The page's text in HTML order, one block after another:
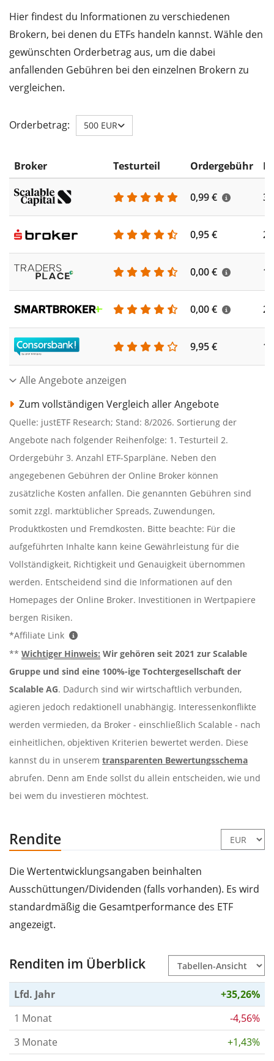
Hier findest du Informationen zu verschiedenen
Brokern, bei denen du ETFs handeln kannst. Wähle den
gewünschten Orderbetrag aus, um die dabei
anfallenden Gebühren bei den einzelnen Brokern zu
vergleichen.
Orderbetrag: 500 EUR
Broker Testurteil Ordergebühr
0,99 €
0,95 €
0,00 €
0,00 €
9,95 €
Alle Angebote anzeigen
Zum vollständigen Vergleich aller Angebote
Quelle: justETF Research; Stand: 8/2026. Sortierung der
Angebote nach folgender Reihenfolge: 1. Testurteil 2.
Ordergebühr 3. Anzahl ETF-Sparpläne. Neben den
angegebenen Gebühren der Online Broker können
zusätzliche Kosten anfallen. Die genannten Gebühren sind
somit zzgl. marktüblicher Spreads, Zuwendungen,
Produktkosten und Fremdkosten. Bitte beachte: Für die
aufgeführten Inhalte kann keine Gewährleistung für die
Vollständigkeit, Richtigkeit und Genauigkeit übernommen
werden. Entscheidend sind die Informationen auf den
Homepages der Online Broker. Investitionen in Wertpapiere
bergen Risiken.
*Affiliate Link
** Wichtiger Hinweis: Wir gehören seit 2021 zur Scalable
Gruppe und sind eine 100%-ige Tochtergesellschaft der
Scalable AG. Dadurch sind wir wirtschaftlich verbunden,
agieren jedoch redaktionell unabhängig. Interessenkonflikte
werden vermieden, da Broker - einschließlich Scalable - nach
einheitlichen, objektiven Kriterien bewertet werden. Diese
kannst du in unserem transparenten Bewertungsschema
abrufen. Denn am Ende sollst du allein entscheiden, wie und
bei wem du investieren möchtest.
Rendite
Die Wertentwicklungsangaben beinhalten
Ausschüttungen/Dividenden (falls vorhanden). Es wird
standardmäßig die Gesamtperformance des ETF
angezeigt.
Renditen im Überblick
Lfd. Jahr
+35,26%
1 Monat
-4,56%
3 Monate
+1,43%